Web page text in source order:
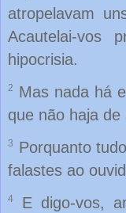
atropelavam
Acautelai-vos
hipocrisia.
2
Mas nada há
que não haja de
3
Porquanto
falastes ao
4
E digo-vos,